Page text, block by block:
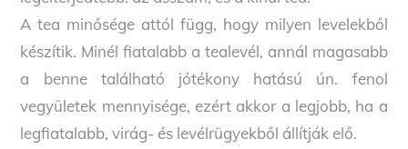
A tea minősége attól függ, hogy milyen levelekből
készítik. Minél fiatalabb a tealevél, annál magasabb
a benne található jótékony hatású ún. fenol
vegyületek mennyisége, ezért akkor a legjobb, ha a
legfiatalabb, virág- és levélrügyekből állítják elő.